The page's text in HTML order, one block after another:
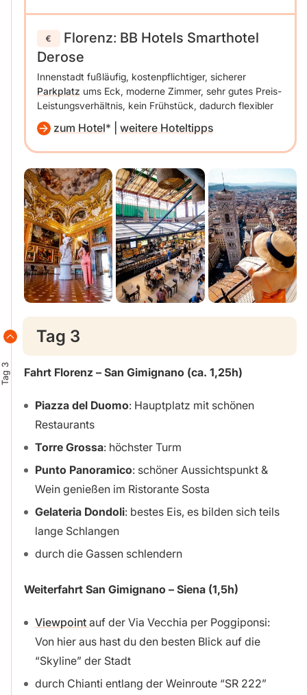
Florenz: BB Hotels Smarthotel
Derose
Innenstadt fußläufig, kostenpflichtiger, sicherer
Parkplatz ums Eck, moderne Zimmer, sehr gutes Preis-
Leistungsverhältnis, kein Frühstück, dadurch flexibler
zum Hotel weitere Hoteltipps
Tag 3
Tag 3
Fahrt Florenz – San Gimignano (ca. 1,25h)
Piazza del Duomo: Hauptplatz mit schönen
Restaurants
Torre Grossa: höchster Turm
Punto Panoramico: schöner Aussichtspunkt &
Wein genießen im Ristorante Sosta
Gelateria Dondoli: bestes Eis, es bilden sich teils
lange Schlangen
durch die Gassen schlendern
Weiterfahrt San Gimignano – Siena (1,5h)
Viewpoint auf der Via Vecchia per Poggiponsi:
Von hier aus hast du den besten Blick auf die
“Skyline” der Stadt
durch Chianti entlang der Weinroute “SR 222”